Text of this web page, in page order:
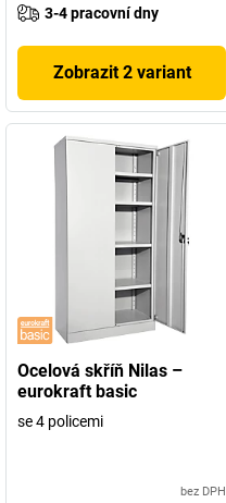
3-4 pracovní dny
Zobrazit 2 variant
Ocelová skříň Nilas –
eurokraft basic
se 4 policemi
bez DPH